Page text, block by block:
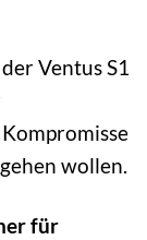
Ventus S1
wollen.
für